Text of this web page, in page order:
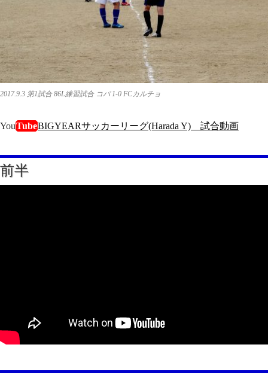
2017.9.3 第1試合 86L練習試合 コパ 1-0 FCカルチョ
YouTubeBIGYEARサッカーリーグ(Harada Y) 試合動画
前半